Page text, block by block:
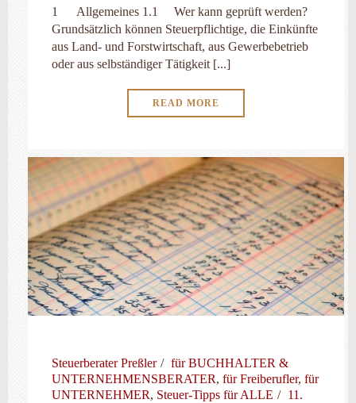
1 Allgemeines 1.1 Wer kann geprüft werden?
Grundsätzlich können Steuerpflichtige, die Einkünfte
aus Land- und Forstwirtschaft, aus Gewerbebetrieb
oder aus selbständiger Tätigkeit [...]
READ MORE
Steuerberater Preßler
für BUCHHALTER &
UNTERNEHMENSBERATER, für Freiberufler, für
UNTERNEHMER, Steuer-Tipps für ALLE
11.